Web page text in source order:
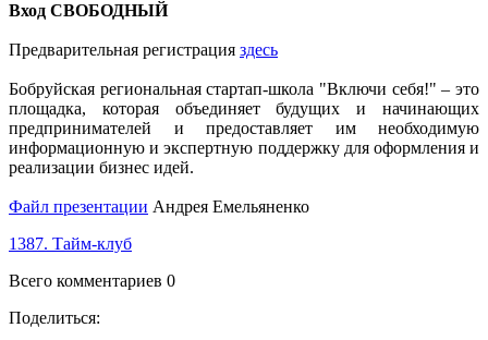
Вход СВОБОДНЫЙ
Предварительная регистрация здесь
Бобруйская региональная стартап-школа "Включи себя!" – это
площадка, которая объединяет будущих и начинающих
предпринимателей и предоставляет им необходимую
информационную и экспертную поддержку для оформления и
реализации бизнес идей.
Файл презентации Андрея Емельяненко
1387. Тайм-клуб
Всего комментариев 0
Поделиться: